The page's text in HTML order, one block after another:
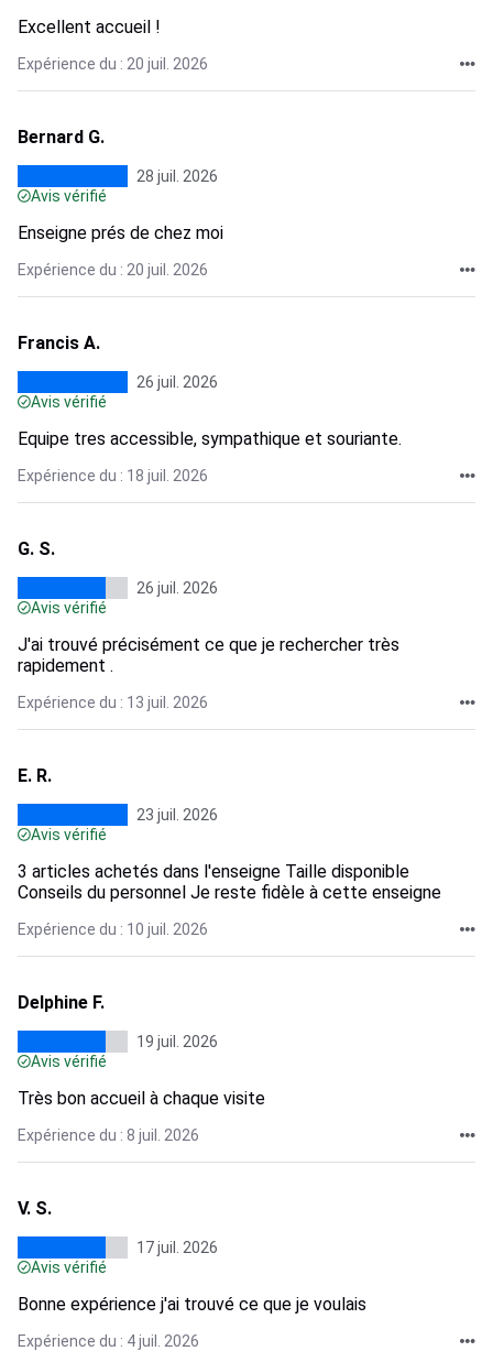
Excellent accueil !
Expérience du : 20 juil. 2026
Bernard G.
28 juil. 2026
Avis vérifié
Enseigne prés de chez moi
Expérience du : 20 juil. 2026
Francis A.
26 juil. 2026
Avis vérifié
Equipe tres accessible, sympathique et souriante.
Expérience du : 18 juil. 2026
G. S.
26 juil. 2026
Avis vérifié
J'ai trouvé précisément ce que je rechercher très
rapidement .
Expérience du : 13 juil. 2026
E. R.
23 juil. 2026
Avis vérifié
3 articles achetés dans l'enseigne Taille disponible
Conseils du personnel Je reste fidèle à cette enseigne
Expérience du : 10 juil. 2026
Delphine F.
19 juil. 2026
Avis vérifié
Très bon accueil à chaque visite
Expérience du : 8 juil. 2026
V. S.
17 juil. 2026
Avis vérifié
Bonne expérience j'ai trouvé ce que je voulais
Expérience du : 4 juil. 2026